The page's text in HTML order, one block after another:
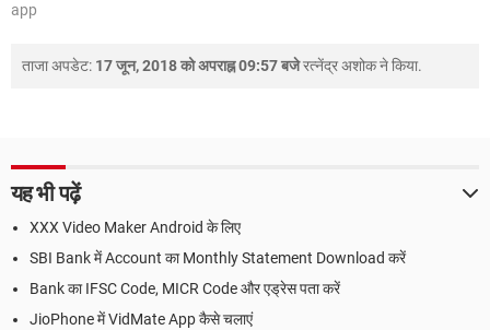
app
ताजा अपडेट: 17 जून, 2018 को अपराह्न 09:57 बजेरत्नेंद्र अशोकने किया.
यह भी पढ़ें
XXX Video Maker Android के लिए
SBI Bank में Account का Monthly Statement Download करें
Bank का IFSC Code, MICR Code और एड्रेस पता करें
JioPhone में VidMate App कैसे चलाएं